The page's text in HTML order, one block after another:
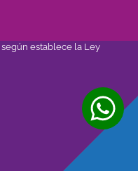
según establece la Ley